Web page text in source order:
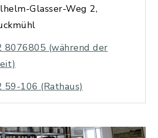
Glasser-Weg 2,
8076805 (während der
59-106 (Rathaus)